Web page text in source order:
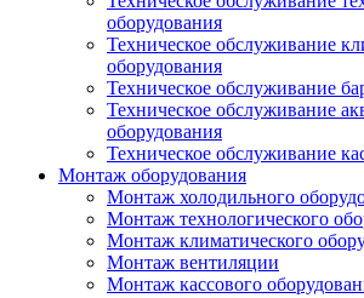
оборудования
Техническое обслуживание
оборудования
Техническое обслуживание
Техническое обслуживание
оборудования
Техническое обслуживание
Монтаж оборудования
Монтаж холодильного
Монтаж технологического
Монтаж климатического
Монтаж вентиляции
Монтаж кассового